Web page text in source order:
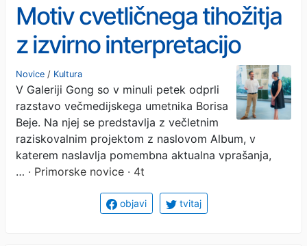
Motiv cvetličnega tihožitja
z izvirno interpretacijo
Novice / Kultura
V Galeriji Gong so v minuli petek odprli
razstavo večmedijskega umetnika Borisa
Beje. Na njej se predstavlja z večletnim
raziskovalnim projektom z naslovom Album, v
katerem naslavlja pomembna aktualna vprašanja,
… · Primorske novice · 4t
objavi tvitaj